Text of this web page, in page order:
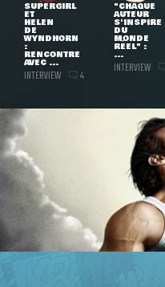
SUPERGIRL
ET
HELEN
DE
WYNDHORN
:
RENCONTRE
AVEC ...
INTERVIEW 4
"CHAQUE
AUTEUR
S'INSPIRE
DU
MONDE
RÉEL" :
...
INTERVIEW